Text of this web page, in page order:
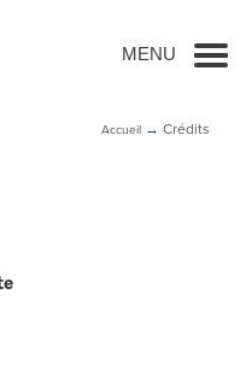
MENU
Accueil → Crédits